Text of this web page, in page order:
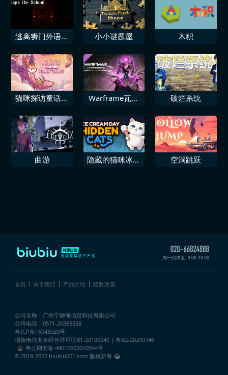
逃离狮门外语学
School
小小谜题屋 木积
猫咪探访童话世
Warframe瓦尔
破烂系统
曲游
隐藏的猫咪冰淇
空洞跳跃
周一到周五 9:00-18:00
首页 关于我们 产品介绍 隐私政策
公司名称：广州宁静海信息科技有限公司
公司电话：0571-26883338
粤ICP备16043020号
增值电信业务经营许可证B1-20190040 | 粤B2-20200746
粤公网安备 44010602010544号
© 2018-2022 biubiu001.com 版权所有